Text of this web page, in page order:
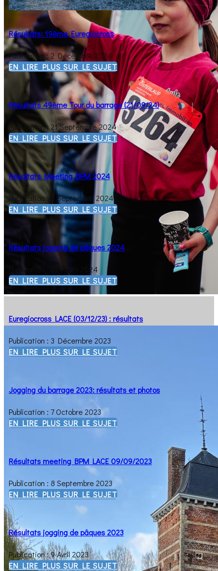
Résultats: 19ème Euregiocross
Publication : 2 Décembre 2024
EN LIRE PLUS SUR LE SUJET
Résultats 49ème Tour du barrage (21/09/24)
Publication : 21 Septembre 2024
EN LIRE PLUS SUR LE SUJET
Résultats Meeting BPM 2024
Publication : 9 Septembre 2024
EN LIRE PLUS SUR LE SUJET
Résultats jogging de pâques 2024
Publication : 31 Mars 2024
EN LIRE PLUS SUR LE SUJET
Euregiocross LACE (03/12/23) : résultats
Publication : 3 Décembre 2023
EN LIRE PLUS SUR LE SUJET
Jogging du barrage 2023: résultats et photos
Publication : 7 Octobre 2023
EN LIRE PLUS SUR LE SUJET
Résultats meeting BPM LACE 09/09/2023
Publication : 8 Septembre 2023
EN LIRE PLUS SUR LE SUJET
Résultats jogging de pâques 2023
Publication : 9 Avril 2023
EN LIRE PLUS SUR LE SUJET